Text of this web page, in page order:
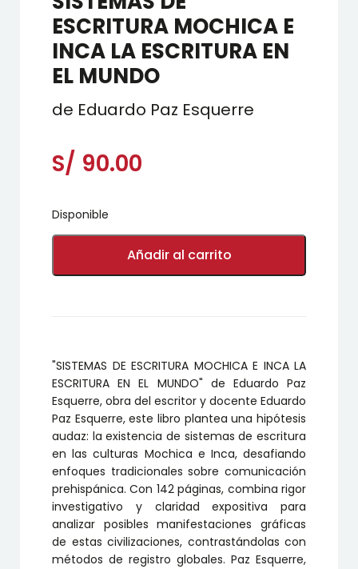
ESCRITURA MOCHICA E
INCA LA ESCRITURA EN
EL MUNDO
de Eduardo Paz Esquerre
S/ 90.00
Disponible
SISTEMAS
ESCRITURA
EN
EL
MUNDO
cantidad
Añadir al carrito
"SISTEMAS DE ESCRITURA MOCHICA E INCA LA
ESCRITURA EN EL MUNDO" de Eduardo Paz
Esquerre, obra del escritor y docente Eduardo
Paz Esquerre, este libro plantea una hipótesis
audaz: la existencia de sistemas de escritura
en las culturas Mochica e Inca, desafiando
enfoques tradicionales sobre comunicación
prehispánica. Con 142 páginas, combina rigor
investigativo y claridad expositiva para
analizar posibles manifestaciones gráficas
de estas civilizaciones, contrastándolas con
métodos de registro globales. Paz Esquerre,